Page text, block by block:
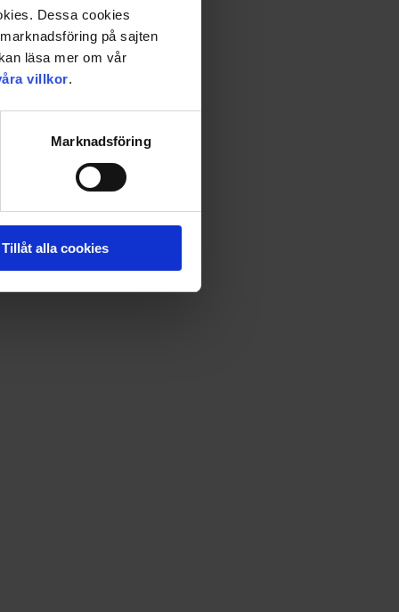
Dessa cookies
på sajten
läsa mer om vår
villkor.
Marknadsföring
Tillåt alla cookies